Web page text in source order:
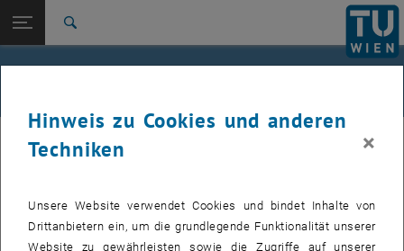
TU Login
Studium
International
Zur 1. Menü Ebene
Alle News
Zurück: Subseiten von TU Wien Startseite auflisten
Zurück zur letzten Ebene:
TU Wien Startseite
07. März 2008
Erstellt vonBettina Neunteufl
Hinweis zu Cookies und anderen
Techniken
×
Unsere Website verwendet Cookies und bindet Inhalte von
Drittanbietern ein, um die grundlegende Funktionalität unserer
Website zu gewährleisten sowie die Zugriffe auf unserer